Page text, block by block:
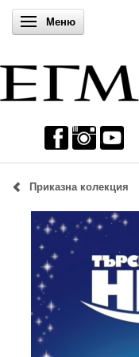
Включи навигацията
Меню
Приказна колекция